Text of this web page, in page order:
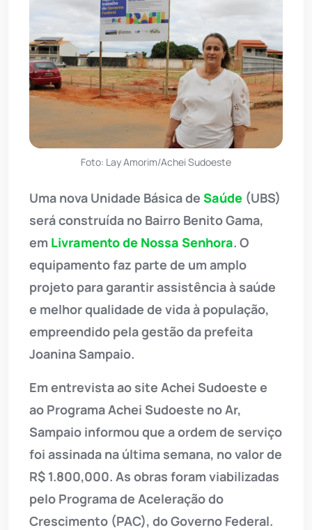
Foto: Lay Amorim/Achei Sudoeste
Uma nova Unidade Básica de Saúde (UBS)
será construída no Bairro Benito Gama,
em Livramento de Nossa Senhora. O
equipamento faz parte de um amplo
projeto para garantir assistência à saúde
e melhor qualidade de vida à população,
empreendido pela gestão da prefeita
Joanina Sampaio.
Em entrevista ao site Achei Sudoeste e
ao Programa Achei Sudoeste no Ar,
Sampaio informou que a ordem de serviço
foi assinada na última semana, no valor de
R$ 1.800,000. As obras foram viabilizadas
pelo Programa de Aceleração do
Crescimento (PAC), do Governo Federal.